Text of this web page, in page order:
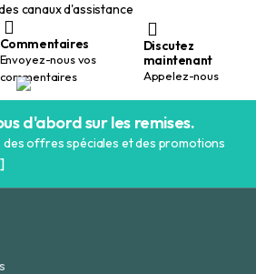
canaux d'assistance
Commentaires
Envoyez-nous vos
commentaires
Discutez
maintenant
Appelez-nous
d'abord sur les remises.
des offres spéciales et des promotions